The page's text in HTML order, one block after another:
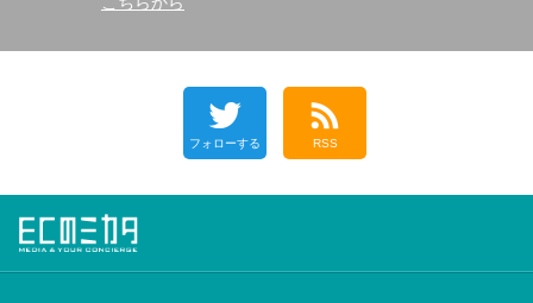
フォローする RSS